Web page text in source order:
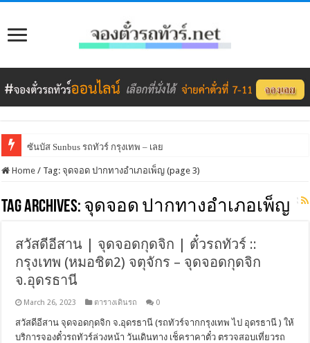
ซันบัส Sunbus รถทัวร์ กรุงเทพ – เลย
Home / Tag:จุดจอด ปากทางอำเภอเพ็ญ (page 3)
Tag Archives: จุดจอด ปากทางอำเภอเพ็ญ
สวัสดีอีสาน | จุดจอดกุดจิก | ตั๋วรถทัวร์ ::
กรุงเทพ (หมอชิต2) จตุจักร – จุดจอดกุดจิก
จ.อุดรธานี
March 26, 2023 ตารางเดินรถ 0
สวัสดีอีสาน จุดจอดกุดจิก จ.อุดรธานี (รถทัวร์จากกรุงเทพ ไป อุดรธานี ) ให้
บริการจองตั๋วรถทัวร์ล่วงหน้า วันเดินทาง เช็คราคาตั๋ว ตรวจสอบเที่ยวรถ